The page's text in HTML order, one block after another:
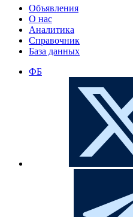
Объявления
О нас
Аналитика
Справочник
База данных
ФБ